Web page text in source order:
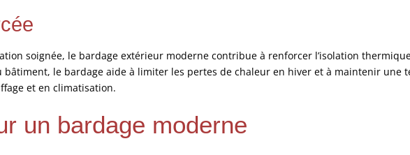
soignée, le bardage extérieur moderne contribue à renforcer l’isolation
le bardage aide à limiter les pertes de chaleur en hiver et à maintenir une
et en climatisation.
un bardage moderne